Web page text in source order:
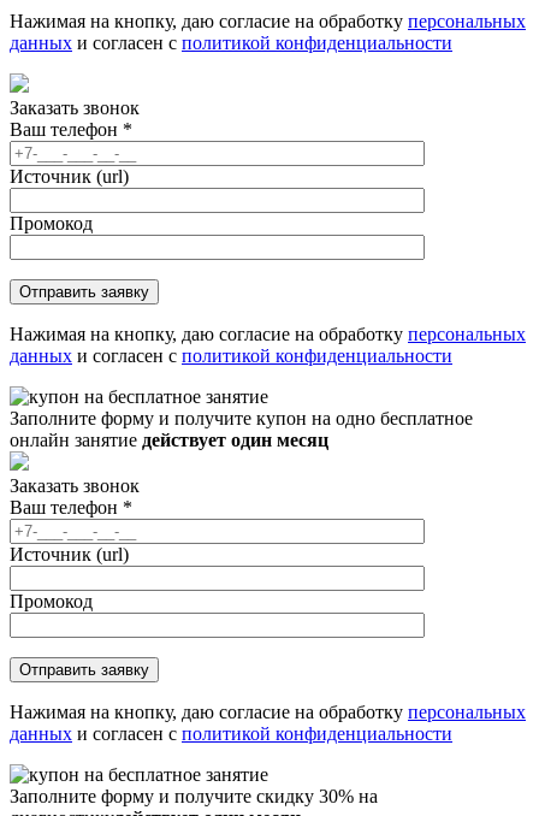
Нажимая на кнопку, даю согласие на обработку персональных
данных и согласен с политикой конфиденциальности
Заказать звонок
Ваш телефон *
Источник (url)
Промокод
Нажимая на кнопку, даю согласие на обработку персональных
данных и согласен с политикой конфиденциальности
Заполните форму и получите купон на одно бесплатное
онлайн занятие действует один месяц
Заказать звонок
Ваш телефон *
Источник (url)
Промокод
Нажимая на кнопку, даю согласие на обработку персональных
данных и согласен с политикой конфиденциальности
Заполните форму и получите скидку 30% на